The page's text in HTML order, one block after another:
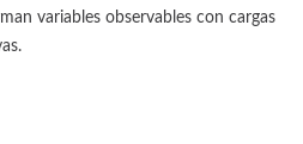
variables observables con cargas